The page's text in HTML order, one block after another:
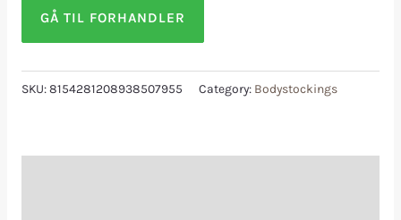
GÅ TIL FORHANDLER
SKU:8154281208938507955 Category: Bodystockings